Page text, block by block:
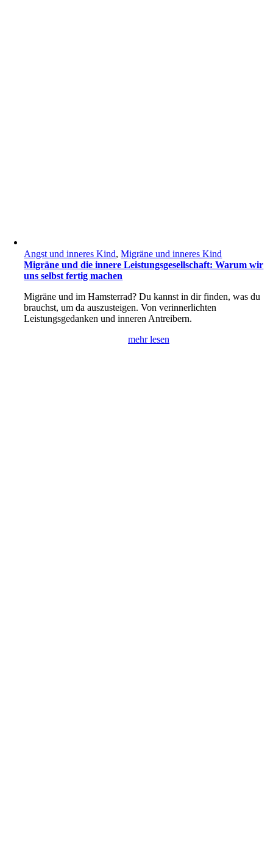
Angst und inneres Kind,Migräne und inneres Kind
Migräne und die innere Leistungsgesellschaft: Warum wir
uns selbst fertig machen
Migräne und im Hamsterrad? Du kannst in dir finden, was du
brauchst, um da auszusteigen. Von verinnerlichten
Leistungsgedanken und inneren Antreibern.
mehr lesen